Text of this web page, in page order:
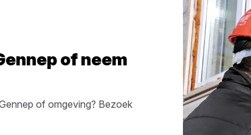
of neem
of omgeving? Bezoek